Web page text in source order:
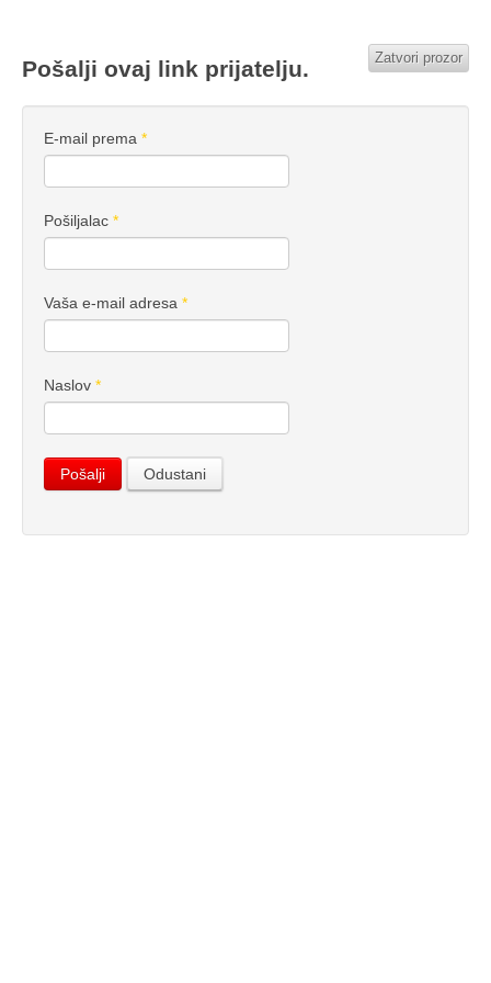
Pošalji ovaj link prijatelju. Zatvori prozor
E-mail prema *
Pošiljalac *
Vaša e-mail adresa *
Naslov *
Pošalji Odustani